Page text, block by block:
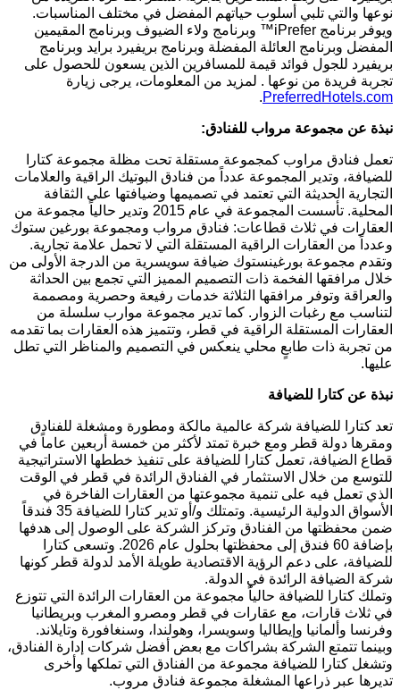
نوعها والتي تلبي أسلوب حياتهم المفضل في مختلف المناسبات.
ويوفر برنامج iPrefer™ وبرنامج ولاء الضيوف وبرنامج المقيمين
المفضل وبرنامج العائلة المفضلة وبرنامج بريفيرد برايد وبرنامج
بريفيرد للجول فوائد قيمة للمسافرين الذين يسعون للحصول على
تجربة فريدة من نوعها . لمزيد من المعلومات، يرجى زيارة
PreferredHotels.com
.
نبذة عن مجموعة مرواب للفنادق:
تعمل فنادق مراوب كمجموعة مستقلة تحت مظلة مجموعة كتارا
للضيافة، وتدير المجموعة عدداً من فنادق البوتيك الراقية والعلامات
التجارية الحديثة التي تعتمد في تصميمها وضيافتها على الثقافة
المحلية. تأسست المجموعة في عام 2015 وتدير حالياً مجموعة من
العقارات في ثلاث قطاعات: فنادق مرواب ومجموعة بورغين ستوك
وعدداً من العقارات الراقية المستقلة التي لا تحمل علامة تجارية.
وتقدم مجموعة بورغينستوك ضيافة سويسرية من الدرجة الأولى من
خلال مرافقها الفخمة ذات التصميم المميز التي تجمع بين الحداثة
والعراقة وتوفر مرافقها الثلاثة خدمات رفيعة وحصرية ومصممة
لتناسب مع رغبات الزوار. كما تدير مجموعة موارب سلسلة من
العقارات المستقلة الراقية في قطر، وتتميز هذه العقارات بما تقدمه
من تجربة ذات طابعٍ محلي ينعكس في التصميم والمناظر التي تطل
عليها.
نبذة عن كتارا للضيافة
تعد كتارا للضيافة شركة عالمية مالكة ومطورة ومشغلة للفنادق
ومقرها دولة قطر ومع خبرة تمتد لأكثر من خمسة أربعين عاماً في
قطاع الضيافة، تعمل كتارا للضيافة على تنفيذ خططها الاستراتيجية
للتوسع من خلال الاستثمار في الفنادق الرائدة في قطر في الوقت
الذي تعمل فيه على تنمية مجموعتها من العقارات الفاخرة في
الأسواق الدولية الرئيسية. وتمتلك و/أو تدير كتارا للضيافة 35 فندقاً
ضمن محفظتها من الفنادق وتركز الشركة على الوصول إلى هدفها
بإضافة 60 فندق إلى محفظتها بحلول عام 2026. وتسعى كتارا
للضيافة، على دعم الرؤية الاقتصادية طويلة الأمد لدولة قطر كونها
شركة الضيافة الرائدة في الدولة.
وتملك كتارا للضيافة حالياً مجموعة من العقارات الرائدة التي تتوزع
في ثلاث قارات، مع عقارات في قطر ومصرو المغرب وبريطانيا
وفرنسا وألمانيا وإيطاليا وسويسرا، وهولندا، وسنغافورة وتايلاند.
وبينما تتمتع الشركة بشراكات مع بعض أفضل شركات إدارة الفنادق،
وتشغل كتارا للضيافة مجموعة من الفنادق التي تملكها وأخرى
تديرها عبر ذراعها المشغلة مجموعة فنادق مروب.